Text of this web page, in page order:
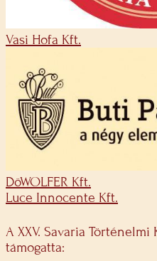
Vasi Hofa Kft.
DöWOLFER Kft.
Luce Innocente Kft.
A XXV. Savaria
támogatta: